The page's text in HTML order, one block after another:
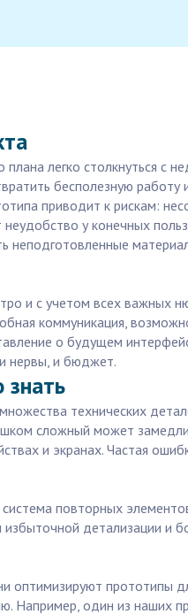
легко столкнуться с
бесполезную работу
приводит к рискам:
у конечных
и с учетом всех важных
коммуникация,
о будущем
нервы, и бюджет.
технических
сложный может
и экранах. Частая
повторных
детализации и
оптимизируют прототипы
Например, один из наших